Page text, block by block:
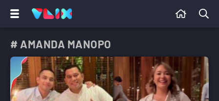
# AMANDA MANOPO